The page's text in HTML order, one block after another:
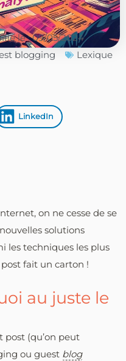
le : 09/05/2024
blogging
Lexique
LinkedIn
on ne cesse de se
solutions
les techniques les plus
fait un carton !
au juste le
post (qu’on peut
ou guest blog